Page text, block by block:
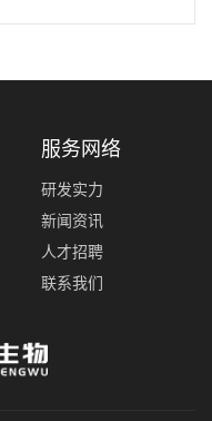
服务网络
研发实力
新闻资讯
人才招聘
联系我们